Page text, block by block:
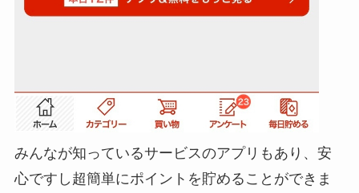
みんなが知っているサービスのアプリもあり、安
心ですし超簡単にポイントを貯めることができま